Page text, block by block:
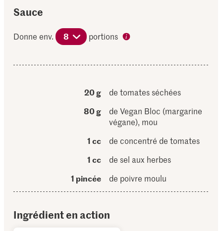
Sauce
Donne env. 8 portions
20 g
de tomates séchées
80 g
de Vegan Bloc (margarine
végane), mou
1 cc
de concentré de tomates
1 cc
de sel aux herbes
1 pincée
de poivre moulu
Ingrédient en action